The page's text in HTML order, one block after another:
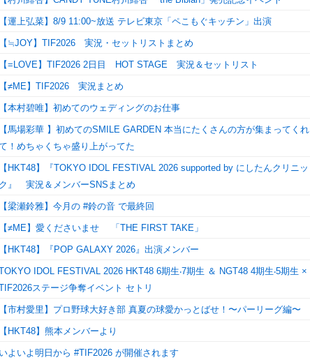
【運上弘菜】8/9 11:00~放送 テレビ東京「ペこもぐキッチン」出演
【≒JOY】TIF2026 実況・セットリストまとめ
【=LOVE】TIF2026 2日目 HOT STAGE 実況＆セットリスト
【≠ME】TIF2026 実況まとめ
【本村碧唯】初めてのウェディングのお仕事
【馬場彩華 】初めてのSMILE GARDEN 本当にたくさんの方が集まってくれ
！めちゃくちゃ盛り上がってた
【HKT48】『TOKYO IDOL FESTIVAL 2026 supported by にしたんクリニッ
ク』 実況＆メンバーSNSまとめ
【梁瀬鈴雅】今月の #鈴の音 で最終回
【≠ME】愛くださいませ 「THE FIRST TAKE」
【HKT48】『POP GALAXY 2026』出演メンバー
IDOL FESTIVAL 2026 HKT48 6期⽣‧7期⽣ ＆ NGT48 4期⽣‧5期⽣ ×
ステージ争奪イベント セトリ
【市村愛里】プロ野球大好き部 真夏の球愛かっとばせ！〜パーリーグ編〜
【HKT48】熊本メンバーより
いよいよ明日から #TIF2026 が開催されます